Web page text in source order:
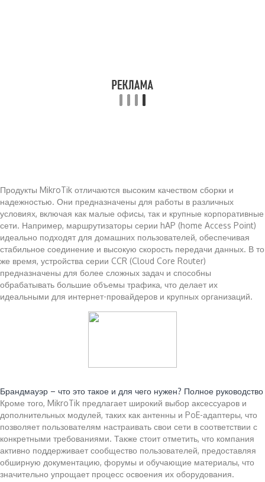
Продукты MikroTik отличаются высоким качеством сборки и
надежностью. Они предназначены для работы в различных
условиях, включая как малые офисы, так и крупные корпоративные
сети. Например, маршрутизаторы серии hAP (home Access Point)
идеально подходят для домашних пользователей, обеспечивая
стабильное соединение и высокую скорость передачи данных. В то
же время, устройства серии CCR (Cloud Core Router)
предназначены для более сложных задач и способны
обрабатывать большие объемы трафика, что делает их
идеальными для интернет-провайдеров и крупных организаций.
Брандмауэр – что это такое и для чего нужен? Полное руководство
Кроме того, MikroTik предлагает широкий выбор аксессуаров и
дополнительных модулей, таких как антенны и PoE-адаптеры, что
позволяет пользователям настраивать свои сети в соответствии с
конкретными требованиями. Также стоит отметить, что компания
активно поддерживает сообщество пользователей, предоставляя
обширную документацию, форумы и обучающие материалы, что
значительно упрощает процесс освоения их оборудования.